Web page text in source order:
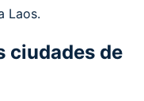
Laos.
ciudades de